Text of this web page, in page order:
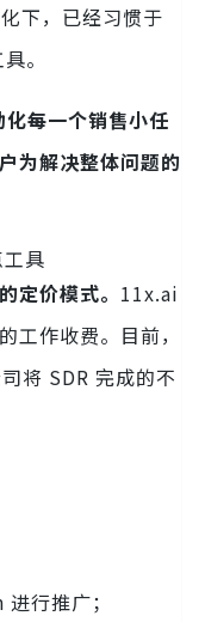
下，已经习惯于
。
每一个销售小任
为解决整体问题的
具
定价模式。 11x.ai
工作收费。目前，
将 SDR 完成的不
行推广；